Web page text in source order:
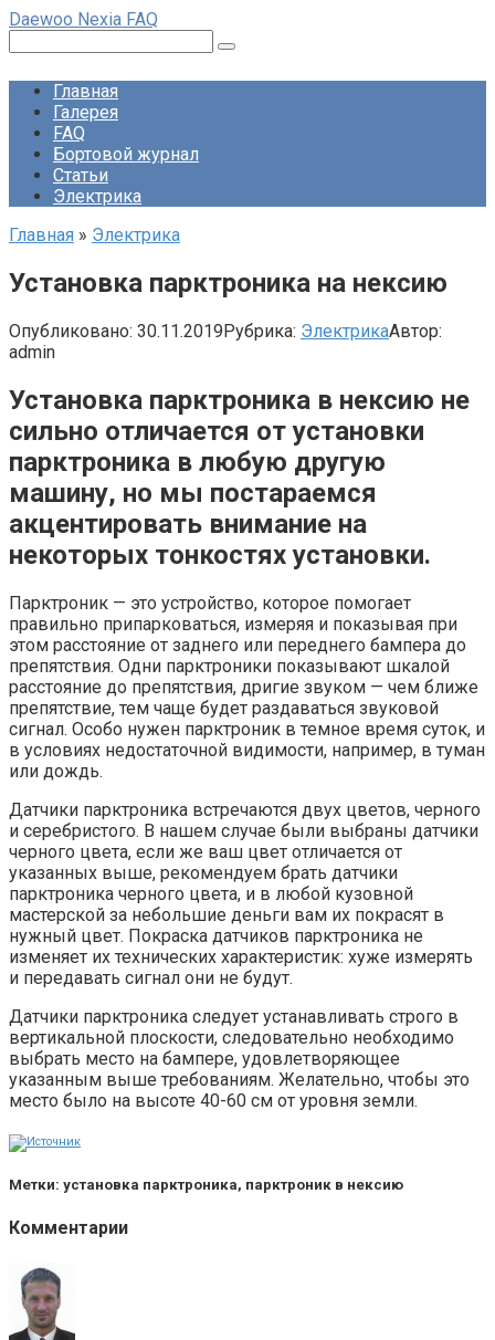
Перейти
контенту
Daewoo Nexia FAQ
Главная
Галерея
FAQ
Бортовой журнал
Статьи
Электрика
Главная » Электрика
Установка парктроника на нексию
Опубликовано: 30.11.2019Рубрика: ЭлектрикаАвтор:
admin
Установка парктроника в нексию не
сильно отличается от установки
парктроника в любую другую
машину, но мы постараемся
акцентировать внимание на
некоторых тонкостях установки.
Парктроник — это устройство, которое помогает
правильно припарковаться, измеряя и показывая при
этом расстояние от заднего или переднего бампера до
препятствия. Одни парктроники показывают шкалой
расстояние до препятствия, дригие звуком — чем ближе
препятствие, тем чаще будет раздаваться звуковой
сигнал. Особо нужен парктроник в темное время суток, и
в условиях недостаточной видимости, например, в туман
или дождь.
Датчики парктроника встречаются двух цветов, черного
и серебристого. В нашем случае были выбраны датчики
черного цвета, если же ваш цвет отличается от
указанных выше, рекомендуем брать датчики
парктроника черного цвета, и в любой кузовной
мастерской за небольшие деньги вам их покрасят в
нужный цвет. Покраска датчиков парктроника не
изменяет их технических характеристик: хуже измерять
и передавать сигнал они не будут.
Датчики парктроника следует устанавливать строго в
вертикальной плоскости, следовательно необходимо
выбрать место на бампере, удовлетворяющее
указанным выше требованиям. Желательно, чтобы это
место было на высоте 40-60 см от уровня земли.
Метки: установка парктроника, парктроник в нексию
Комментарии